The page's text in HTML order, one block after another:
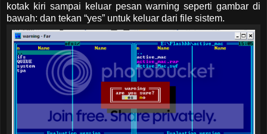
kotak kiri sampai keluar pesan warning seperti gambar di
bawah: dan tekan “yes” untuk keluar dari file sistem.